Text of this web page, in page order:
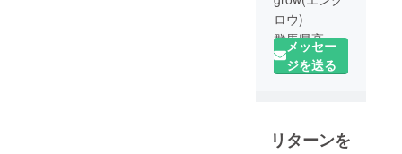
ロウ)
群馬県高崎
市にて
「DiningHu
ら田」
メッセー
ジを送る
リターンを